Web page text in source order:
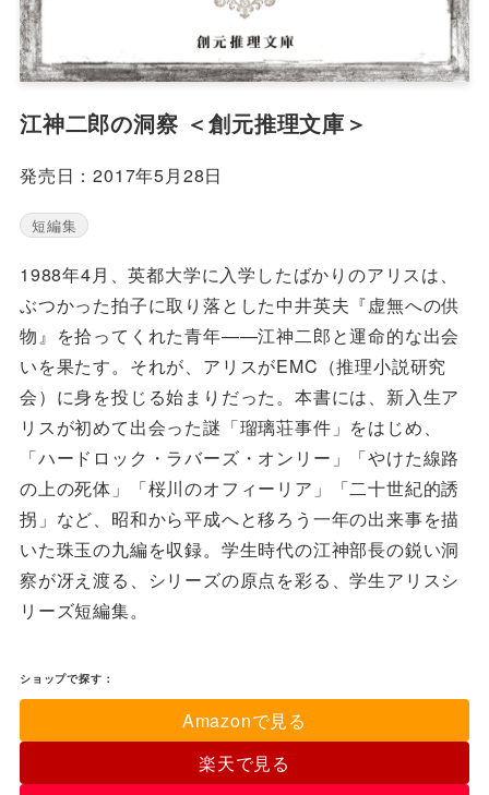
江神二郎の洞察 ＜創元推理文庫＞
発売日：2017年5月28日
短編集
1988年4月、英都大学に入学したばかりのアリスは、
ぶつかった拍子に取り落とした中井英夫『虚無への供
物』を拾ってくれた青年——江神二郎と運命的な出会
いを果たす。それが、アリスがEMC（推理小説研究
会）に身を投じる始まりだった。本書には、新入生ア
リスが初めて出会った謎「瑠璃荘事件」をはじめ、
「ハードロック・ラバーズ・オンリー」「やけた線路
の上の死体」「桜川のオフィーリア」「二十世紀的誘
拐」など、昭和から平成へと移ろう一年の出来事を描
いた珠玉の九編を収録。学生時代の江神部長の鋭い洞
察が冴え渡る、シリーズの原点を彩る、学生アリスシ
リーズ短編集。
ショップで探す：
Amazonで見る
楽天で見る